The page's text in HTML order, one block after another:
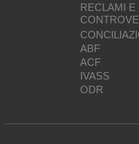
RECLAMI E
ABF
ACF
IVASS
ODR